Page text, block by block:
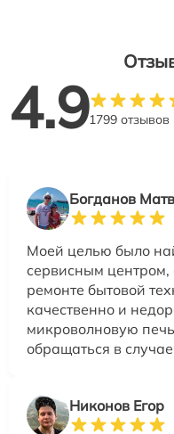
4.91799 отзывов
Богданов
Моей целью было
сервисным
ремонте бытовой
качественно и
микроволновую
обращаться в
Никонов Егор